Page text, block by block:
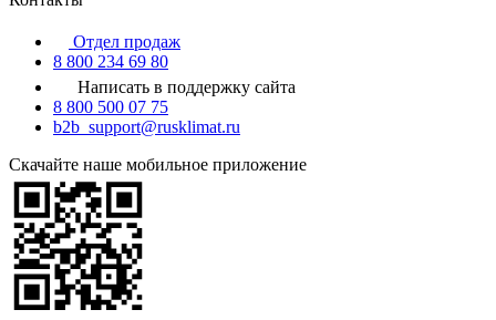
Отдел продаж
8 800 234 69 80
Написать в поддержку сайта
8 800 500 07 75
b2b_support@rusklimat.ru
Скачайте наше мобильное приложение